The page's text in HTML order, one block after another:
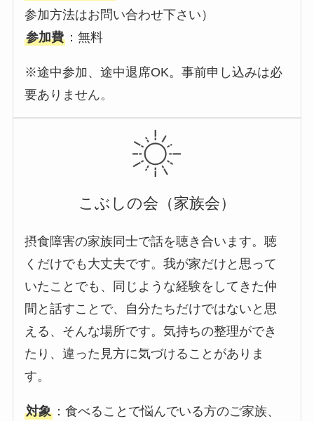
参加方法はお問い合わせ下さい）
参加費 ：無料
※途中参加、途中退席OK。事前申し込みは必
要ありません。
こぶしの会（家族会）
摂食障害の家族同士で話を聴き合います。聴
くだけでも大丈夫です。我が家だけと思って
いたことでも、同じような経験をしてきた仲
間と話すことで、自分たちだけではないと思
える、そんな場所です。気持ちの整理ができ
たり、違った見方に気づけることがありま
す。
対象 ：食べることで悩んでいる方のご家族、